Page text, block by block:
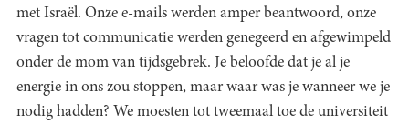
met Israël. Onze e-mails werden amper beantwoord, onze
vragen tot communicatie werden genegeerd en afgewimpeld
onder de mom van tijdsgebrek. Je beloofde dat je al je
energie in ons zou stoppen, maar waar was je wanneer we je
nodig hadden? We moesten tot tweemaal toe de universiteit